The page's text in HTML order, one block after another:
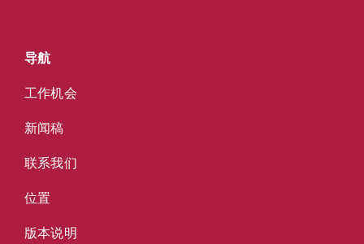
导航
工作机会
新闻稿
联系我们
位置
版本说明